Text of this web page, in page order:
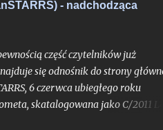
Stacji Kosmicznej w
systematycznie opuszcza nasz
- nadchodząca
część czytelników już
się odnośnik do strony
6 czerwca ubiegłego roku
skatalogowana jako C/2011